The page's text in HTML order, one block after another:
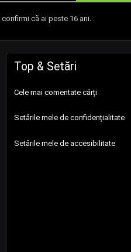
că ai peste 16 ani.
Top & Setări
Cele mai comentate cărți
Setările mele de confidențialitate
Setările mele de accesibilitate